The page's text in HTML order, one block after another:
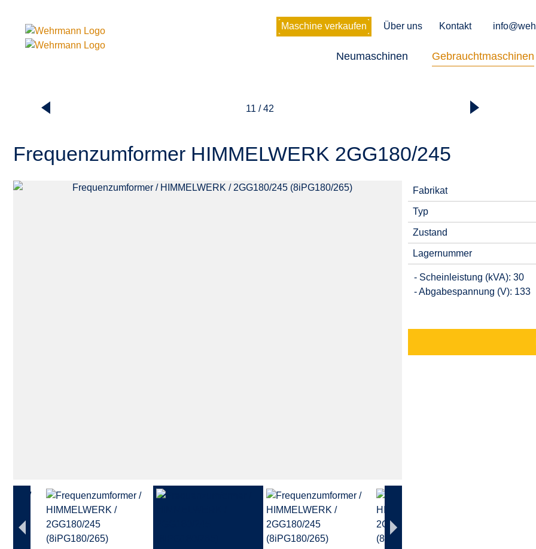
Maschine verkaufen Über uns Kontakt
Neumaschinen Gebrauchtmaschinen
11 / 42
Frequenzumformer HIMMELWERK 2GG180/245
Fabrikat
Typ
Zustand
Lagernummer
- Scheinleistung (kVA): 30
- Abgabespannung (V): 133